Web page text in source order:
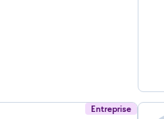
Entreprise